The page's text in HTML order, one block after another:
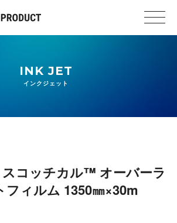
INK JET
インクジェット
コッチカル™ オーバーラ
フィルム 1350㎜×30m